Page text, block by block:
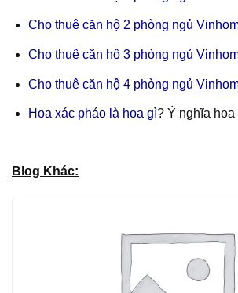
Cho thuê căn hộ 2 phòng ngủ
Cho thuê căn hộ 3 phòng ngủ
Cho thuê căn hộ 4 phòng ngủ
Hoa xác pháo là hoa gì? Ý nghĩa hoa
Blog Khác: